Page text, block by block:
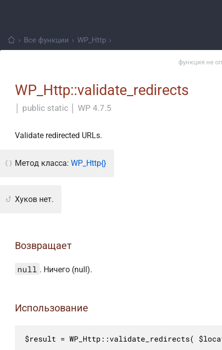
› Все функции › WP_Http ›
функция не
WP_Http::validate_redirects
public static WP 4.7.5
Validate redirected URLs.
Метод класса: WP_Http{}
Хуков нет.
Возвращает
null . Ничего (null).
Использование
$result = WP_Http::validate_redirects(